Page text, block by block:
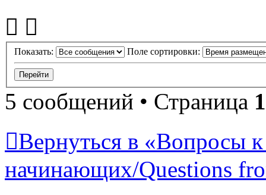
Показать: Поле сортировки:
5 сообщений • Страница 1
Вернуться в «Вопросы
начинающих/Questions